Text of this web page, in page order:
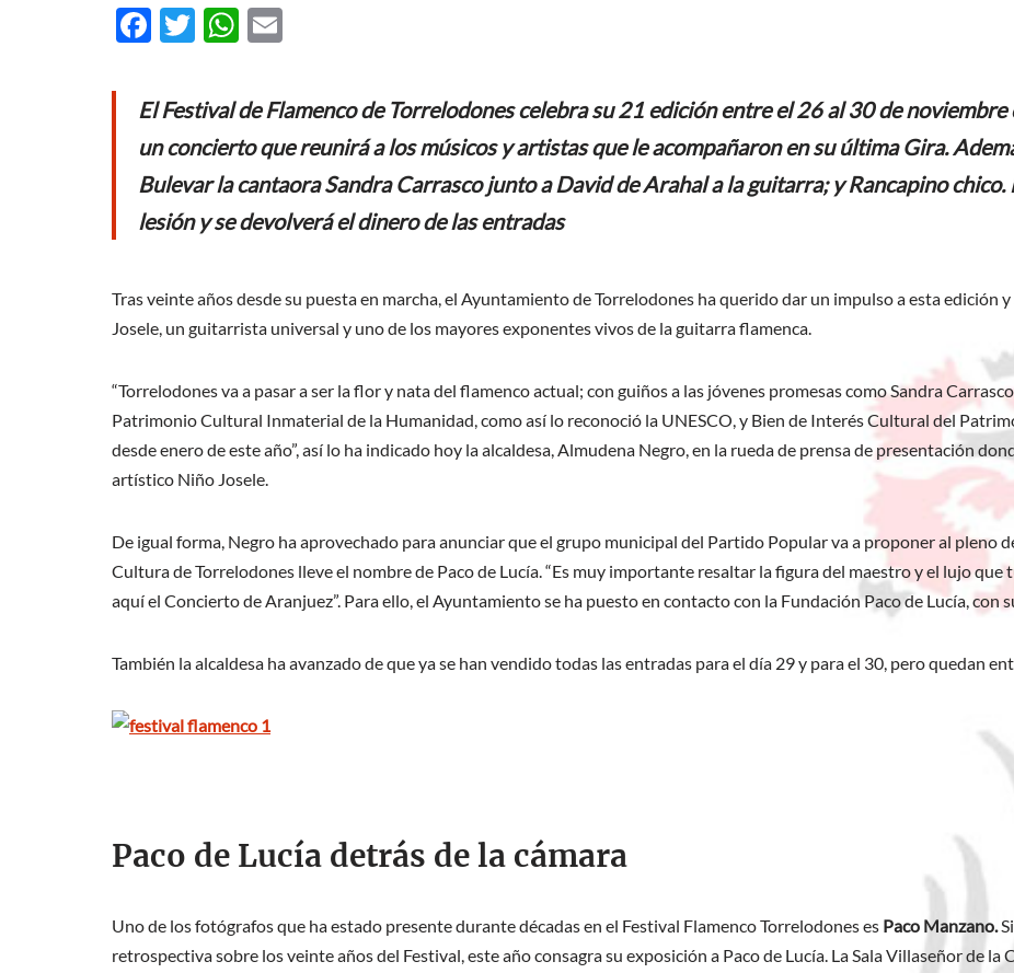
F
e
b
o
o
k
T
itt
er
W
at
s
A
p
p
ail
El Festival de Flamenco de Torrelodones celebra su 21 edición entre el 26 al 30 de noviembre
un concierto que reunirá a los músicos y artistas que le acompañaron en su última Gira.
Bulevar la cantaora Sandra Carrasco junto a David de Arahal a la guitarra; y Rancapino
lesión y se devolverá el dinero de las entradas
Tras veinte años desde su puesta en marcha, el Ayuntamiento de Torrelodones ha querido dar un impulso a esta edición
Josele, un guitarrista universal y uno de los mayores exponentes vivos de la guitarra flamenca.
“Torrelodones va a pasar a ser la flor y nata del flamenco actual; con guiños a las jóvenes promesas como Sandra
Patrimonio Cultural Inmaterial de la Humanidad, como así lo reconoció la UNESCO, y Bien de Interés Cultural del
desde enero de este año”, así lo ha indicado hoy la alcaldesa, Almudena Negro, en la rueda de prensa de presentación
artístico Niño Josele.
De igual forma, Negro ha aprovechado para anunciar que el grupo municipal del Partido Popular va a proponer al pleno
Cultura de Torrelodones lleve el nombre de Paco de Lucía. “Es muy importante resaltar la figura del maestro y el lujo
aquí el Concierto de Aranjuez”. Para ello, el Ayuntamiento se ha puesto en contacto con la Fundación Paco de Lucía, con
También la alcaldesa ha avanzado de que ya se han vendido todas las entradas para el día 29 y para el 30, pero quedan
Paco de Lucía detrás de la cámara
Uno de los fotógrafos que ha estado presente durante décadas en el Festival Flamenco Torrelodones es Paco Manzano.
retrospectiva sobre los veinte años del Festival, este año consagra su exposición a Paco de Lucía. La Sala Villaseñor de la